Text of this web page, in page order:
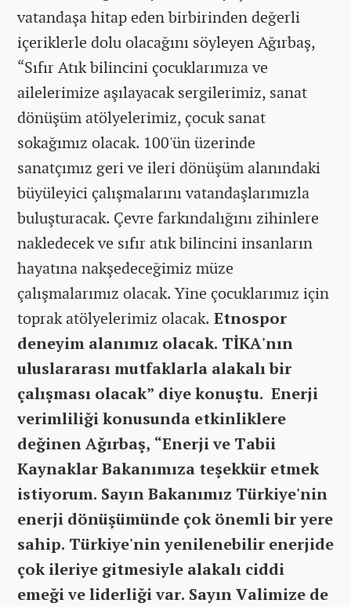
vatandaşa hitap eden birbirinden değerli
içeriklerle dolu olacağını söyleyen Ağırbaş,
“Sıfır Atık bilincini çocuklarımıza ve
ailelerimize aşılayacak sergilerimiz, sanat
dönüşüm atölyelerimiz, çocuk sanat
sokağımız olacak. 100'ün üzerinde
sanatçımız geri ve ileri dönüşüm alanındaki
büyüleyici çalışmalarını vatandaşlarımızla
buluşturacak. Çevre farkındalığını zihinlere
nakledecek ve sıfır atık bilincini insanların
hayatına nakşedeceğimiz müze
çalışmalarımız olacak. Yine çocuklarımız için
toprak atölyelerimiz olacak. Etnospor
deneyim alanımız olacak. TİKA'nın
uluslararası mutfaklarla alakalı bir
çalışması olacak” diye konuştu. Enerji
verimliliği konusunda etkinliklere
değinen Ağırbaş, “Enerji ve Tabii
Kaynaklar Bakanımıza teşekkür etmek
istiyorum. Sayın Bakanımız Türkiye'nin
enerji dönüşümünde çok önemli bir yere
sahip. Türkiye'nin yenilenebilir enerjide
çok ileriye gitmesiyle alakalı ciddi
emeği ve liderliği var. Sayın Valimize de